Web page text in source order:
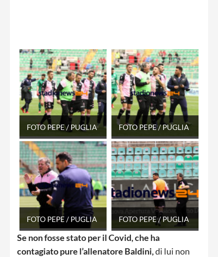
FOTO PEPE / PUGLIA FOTO PEPE / PUGLIA
FOTO PEPE / PUGLIA FOTO PEPE / PUGLIA
Se non fosse stato per il Covid, che ha
contagiato pure l’allenatore Baldini,di lui non